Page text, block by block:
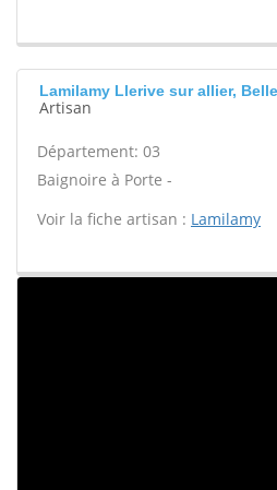
Lamilamy Llerive sur allier,
Artisan
Département: 03
Baignoire à Porte -
Voir la fiche artisan : Lamilamy